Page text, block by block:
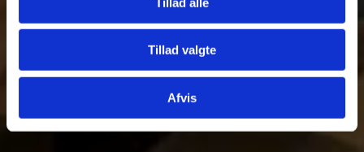
Tillad valgte
Afvis